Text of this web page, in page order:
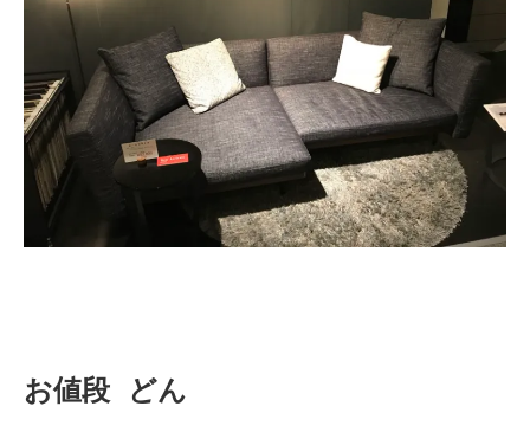
お値段 どん